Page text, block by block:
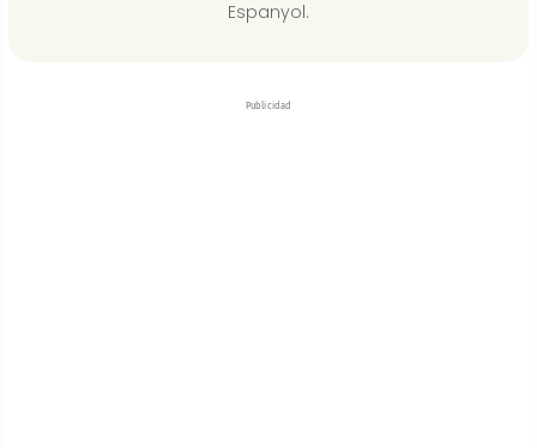
Espanyol.
Publicidad